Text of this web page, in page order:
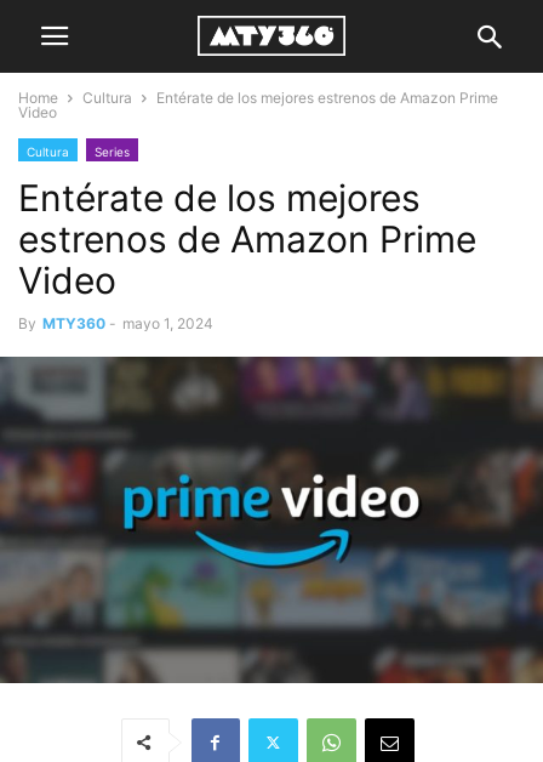
Home Cultura
Entérate de los mejores estrenos de Amazon Prime
Video
Cultura Series
Entérate de los mejores
estrenos de Amazon Prime
Video
By MTY360 - mayo 1, 2024